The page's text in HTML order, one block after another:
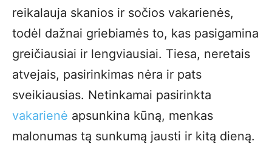
reikalauja skanios ir sočios vakarienės,
todėl dažnai griebiamės to, kas pasigamina
greičiausiai ir lengviausiai. Tiesa, neretais
atvejais, pasirinkimas nėra ir pats
sveikiausias. Netinkamai pasirinkta
vakarienė apsunkina kūną, menkas
malonumas tą sunkumą jausti ir kitą dieną.